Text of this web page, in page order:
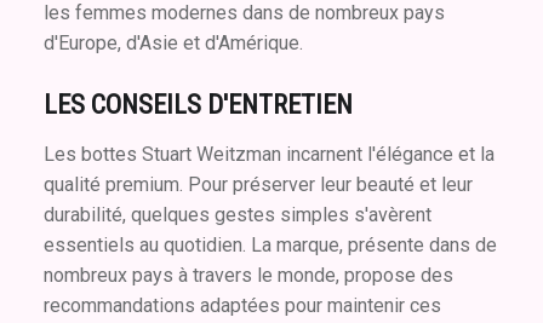
les femmes modernes dans de nombreux pays
d'Europe, d'Asie et d'Amérique.
LES CONSEILS D'ENTRETIEN
Les bottes Stuart Weitzman incarnent l'élégance et la
qualité premium. Pour préserver leur beauté et leur
durabilité, quelques gestes simples s'avèrent
essentiels au quotidien. La marque, présente dans de
nombreux pays à travers le monde, propose des
recommandations adaptées pour maintenir ces